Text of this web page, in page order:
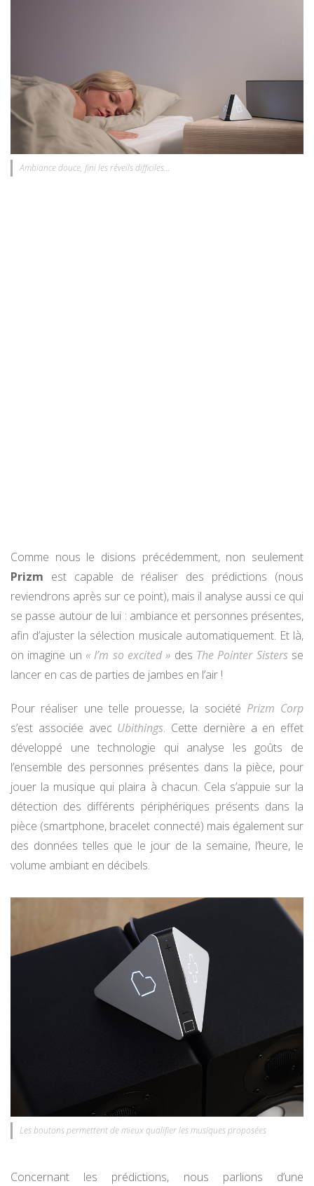
Ambiance douce, fini les réveils difficiles…
Comme nous le disions précédemment, non seulement
Prizm est capable de réaliser des prédictions (nous
reviendrons après sur ce point), mais il analyse aussi ce qui
se passe autour de lui : ambiance et personnes présentes,
afin d’ajuster la sélection musicale automatiquement. Et là,
on imagine un « I’m so excited » des The Pointer Sisters se
lancer en cas de parties de jambes en l’air !
Pour réaliser une telle prouesse, la société Prizm Corp
s’est associée avec Ubithings. Cette dernière a en effet
développé une technologie qui analyse les goûts de
l’ensemble des personnes présentes dans la pièce, pour
jouer la musique qui plaira à chacun. Cela s’appuie sur la
détection des différents périphériques présents dans la
pièce (smartphone, bracelet connecté) mais également sur
des données telles que le jour de la semaine, l’heure, le
volume ambiant en décibels.
Les boutons permettent de mieux qualifier les musiques proposées
Concernant les prédictions, nous parlions d’une